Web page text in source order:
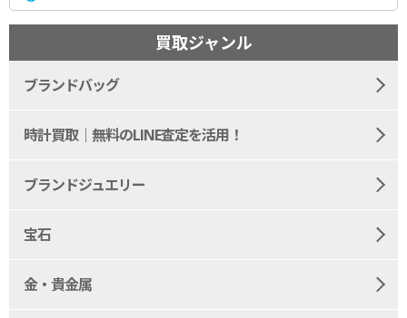
買取ジャンル
ブランドバッグ
時計買取｜無料のLINE査定を活用！
ブランドジュエリー
宝石
金・貴金属